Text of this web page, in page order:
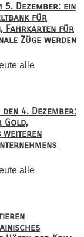
Dezember: ein
für
Fahrkarten für
Züge werden
alle
4. Dezember:
Gold,
weiteren
alle